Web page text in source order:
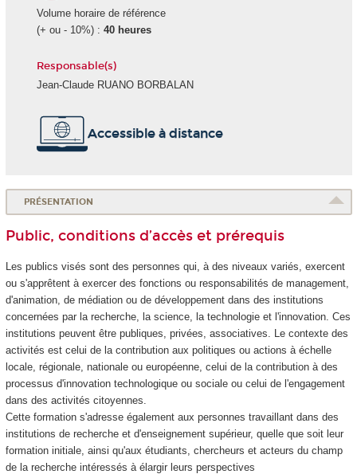
Volume horaire de référence
(+ ou - 10%) : 40 heures
Responsable(s)
Jean-Claude RUANO BORBALAN
Accessible à distance
PRÉSENTATION
Public, conditions d’accès et prérequis
Les publics visés sont des personnes qui, à des niveaux variés, exercent
ou s'apprêtent à exercer des fonctions ou responsabilités de management,
d'animation, de médiation ou de développement dans des institutions
concernées par la recherche, la science, la technologie et l'innovation. Ces
institutions peuvent être publiques, privées, associatives. Le contexte des
activités est celui de la contribution aux politiques ou actions à échelle
locale, régionale, nationale ou européenne, celui de la contribution à des
processus d'innovation technologique ou sociale ou celui de l'engagement
dans des activités citoyennes.
Cette formation s'adresse également aux personnes travaillant dans des
institutions de recherche et d'enseignement supérieur, quelle que soit leur
formation initiale, ainsi qu'aux étudiants, chercheurs et acteurs du champ
de la recherche intéressés à élargir leurs perspectives